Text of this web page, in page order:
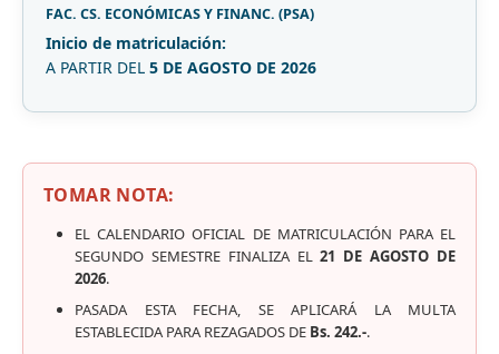
FAC. CS. ECONÓMICAS Y FINANC. (PSA)
Inicio de matriculación:
A PARTIR DEL 5 DE AGOSTO DE 2026
TOMAR NOTA:
EL CALENDARIO OFICIAL DE MATRICULACIÓN PARA EL
SEGUNDO SEMESTRE FINALIZA EL21 DE AGOSTO DE
2026.
PASADA ESTA FECHA, SE APLICARÁ LA MULTA
ESTABLECIDA PARA REZAGADOS DE Bs. 242.-.